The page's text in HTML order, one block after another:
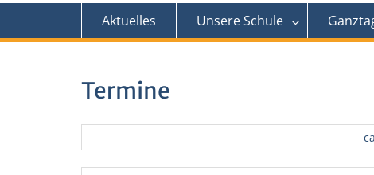
Aktuelles Unsere Schule
Termine